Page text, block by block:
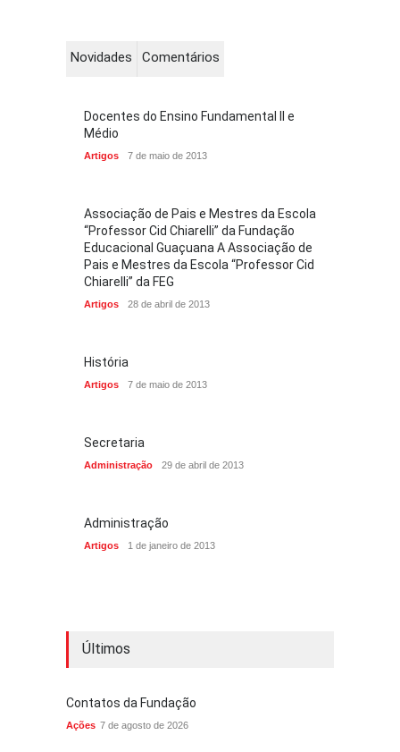
Novidades Comentários
Docentes do Ensino Fundamental II e
Médio
Artigos 7 de maio de 2013
Associação de Pais e Mestres da Escola
“Professor Cid Chiarelli” da Fundação
Educacional Guaçuana A Associação de
Pais e Mestres da Escola “Professor Cid
Chiarelli” da FEG
Artigos 28 de abril de 2013
História
Artigos 7 de maio de 2013
Secretaria
Administração 29 de abril de 2013
Administração
Artigos 1 de janeiro de 2013
Últimos
Contatos da Fundação
Ações 7 de agosto de 2026